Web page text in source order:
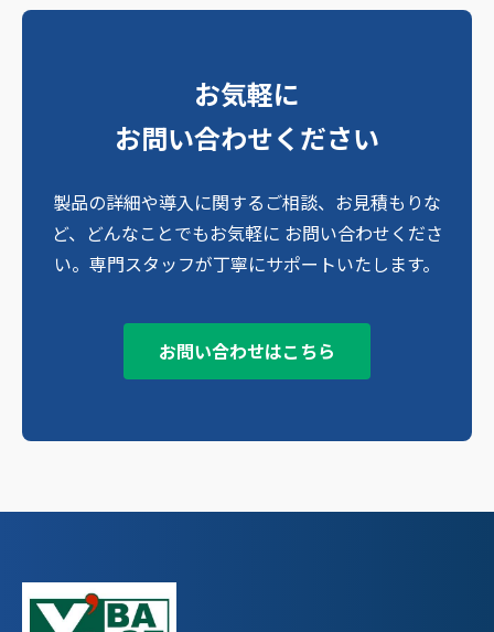
お気軽に
お問い合わせください
製品の詳細や導入に関するご相談、お見積もりな
ど、どんなことでもお気軽に お問い合わせくださ
い。専門スタッフが丁寧にサポートいたします。
お問い合わせはこちら